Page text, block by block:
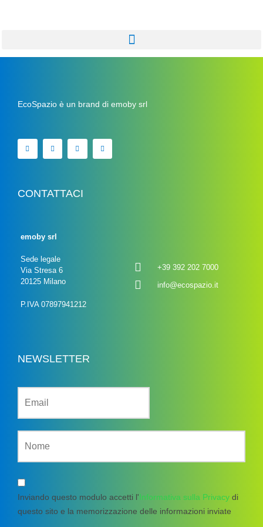
EcoSpazio è un brand di emoby srl
CONTATTACI
emoby srl
Sede legale
Via Stresa 6
20125 Milano
P.IVA 07897941212
+39 392 202 7000
info@ecospazio.it
NEWSLETTER
Inviando questo modulo accetti l' Informativa sulla Privacy di
questo sito e la memorizzazione delle informazioni inviate